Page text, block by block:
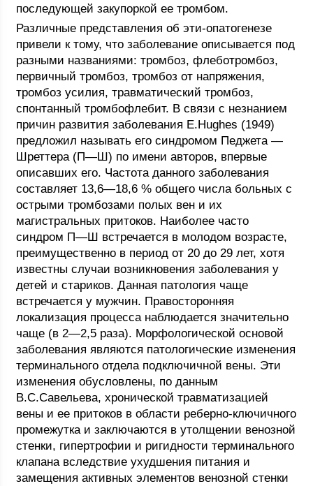
последующей закупоркой ее тромбом.
Различные представления об эти-опатогенезе
привели к тому, что заболевание описывается под
разными названиями: тромбоз, флеботромбоз,
первичный тромбоз, тромбоз от напряжения,
тромбоз усилия, травматический тромбоз,
спонтанный тромбофлебит. В связи с незнанием
причин развития заболевания E.Hughes (1949)
предложил называть его синдромом Педжета —
Шреттера (П—Ш) по имени авторов, впервые
описавших его. Частота данного заболевания
составляет 13,6—18,6 % общего числа больных с
острыми тромбозами полых вен и их
магистральных притоков. Наиболее часто
синдром П—Ш встречается в молодом возрасте,
преимущественно в период от 20 до 29 лет, хотя
известны случаи возникновения заболевания у
детей и стариков. Данная патология чаще
встречается у мужчин. Правосторонняя
локализация процесса наблюдается значительно
чаще (в 2—2,5 раза). Морфологической основой
заболевания являются патологические изменения
терминального отдела подключичной вены. Эти
изменения обусловлены, по данным
В.С.Савельева, хронической травматизацией
вены и ее притоков в области реберно-ключичного
промежутка и заключаются в утолщении венозной
стенки, гипертрофии и ригидности терминального
клапана вследствие ухудшения питания и
замещения активных элементов венозной стенки